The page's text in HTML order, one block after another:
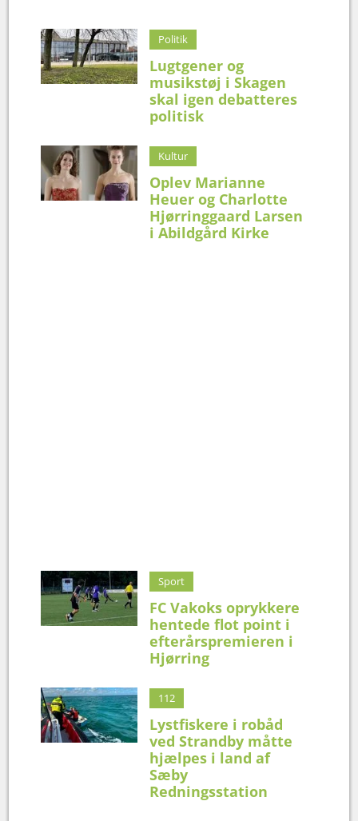
Politik
Lugtgener og
musikstøj i Skagen
skal igen debatteres
politisk
Kultur
Oplev Marianne
Heuer og Charlotte
Hjørringgaard Larsen
i Abildgård Kirke
Sport
FC Vakoks oprykkere
hentede flot point i
efterårspremieren i
Hjørring
112
Lystfiskere i robåd
ved Strandby måtte
hjælpes i land af
Sæby
Redningsstation